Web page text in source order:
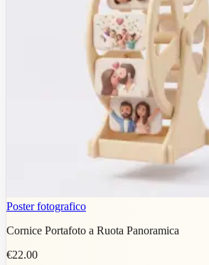
Poster fotografico
Cornice Portafoto a Ruota Panoramica
€22.00